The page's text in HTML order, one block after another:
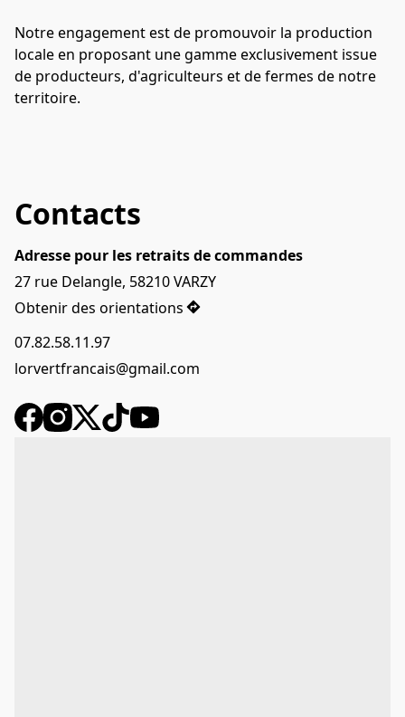
Notre engagement est de promouvoir la production
locale en proposant une gamme exclusivement issue
de producteurs, d'agriculteurs et de fermes de notre
territoire.
Contacts
Adresse pour les retraits de commandes
27 rue Delangle, 58210 VARZY
Obtenir des orientations
07.82.58.11.97
lorvertfrancais@gmail.com